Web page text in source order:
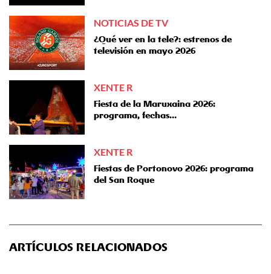
NOTICIAS DE TV
¿Qué ver en la tele?: estrenos de
televisión en mayo 2026
XENTE R
Fiesta de la Maruxaina 2026:
programa, fechas…
XENTE R
Fiestas de Portonovo 2026: programa
del San Roque
ARTÍCULOS RELACIONADOS